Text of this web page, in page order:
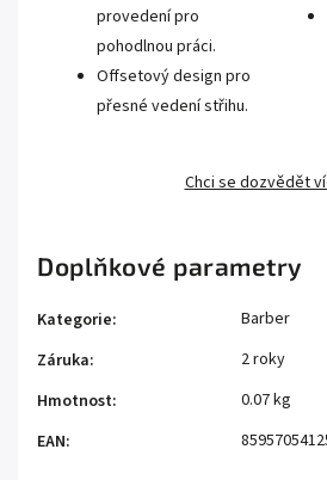
provedení pro
pohodlnou práci.
Offsetový design pro
přesné vedení střihu.
Chci se dozvědět
Doplňkové parametry
Kategorie:
Barber
Záruka:
2 roky
Hmotnost:
0.07 kg
EAN: